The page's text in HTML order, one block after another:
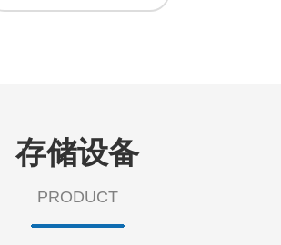
存储设备
PRODUCT